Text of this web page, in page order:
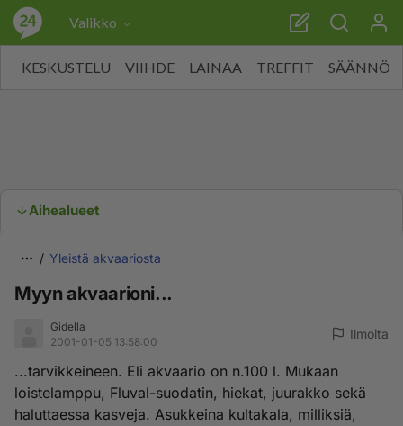
Valikko
KESKUSTELU VIIHDE LAINAA TREFFIT SÄÄNNÖT
Aihealueet
Yleistä akvaariosta
Myyn akvaarioni...
Gidella
2001-01-05 13:58:00
Ilmoita
...tarvikkeineen. Eli akvaario on n.100 l. Mukaan
loistelamppu, Fluval-suodatin, hiekat, juurakko sekä
haluttaessa kasveja. Asukkeina kultakala, milliksiä,